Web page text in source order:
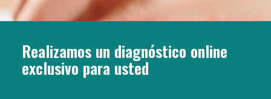
Realizamos un diagnóstico online
exclusivo para usted